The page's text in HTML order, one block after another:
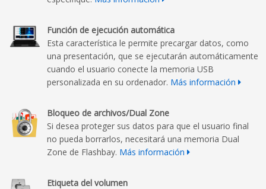
Función de ejecución automática
Esta característica le permite precargar datos, como
una presentación, que se ejecutarán automáticamente
cuando el usuario conecte la memoria USB
personalizada en su ordenador. Más información
Bloqueo de archivos/Dual Zone
Si desea proteger sus datos para que el usuario final
no pueda borrarlos, necesitará una memoria Dual
Zone de Flashbay. Más información
Etiqueta del volumen